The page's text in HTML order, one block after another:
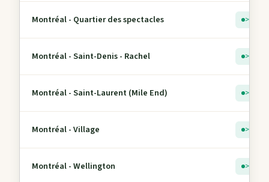
Montréal - Quartier des spectacles > 5
Montréal - Saint-Denis - Rachel > 5
Montréal - Saint-Laurent (Mile End) > 5
Montréal - Village > 5
Montréal - Wellington > 5